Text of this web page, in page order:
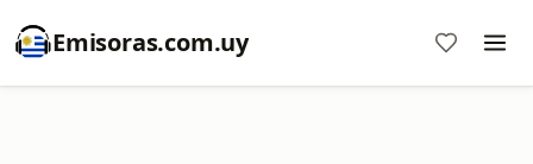
Emisoras.com.uy